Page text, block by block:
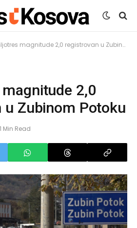
magnitude 2,0 registrovan u Zubinom Potoku
2,0
u Zubinom Potoku
1 Min Read